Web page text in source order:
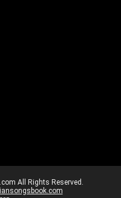
All Rights Reserved.